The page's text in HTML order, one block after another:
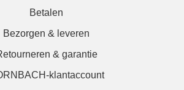
Betalen
Bezorgen & leveren
& garantie
klantaccount